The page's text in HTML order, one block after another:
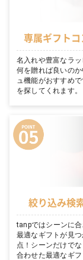
専属ギフト
名入れや豊富なラ
何を贈れば良いの
ュ機能がおすすめ
を探してくれます。
絞り込み検
tanpではシーンに
最適なギフトが見
点！シーンだけで
合わせた最適なギフ